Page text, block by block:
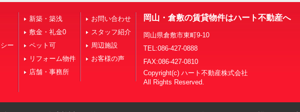
ー
新築・築浅
敷金・礼金0
ペット可
リフォーム物件
店舗・事務所
お問い合わせ
スタッフ紹介
周辺施設
お客様の声
岡山・倉敷の賃貸物件はハート不動産へ
岡山県倉敷市東町9-10
TEL:086-427-0888
FAX:086-427-0810
Copyright(c) ハート不動産株式会社
All Rights Reserved.